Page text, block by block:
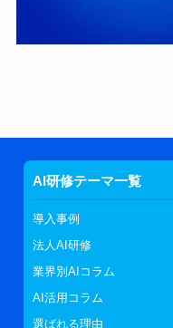
AI研修テーマ一覧
導入事例
法人AI研修
業界別AIコラム
AI活用コラム
選ばれる理由